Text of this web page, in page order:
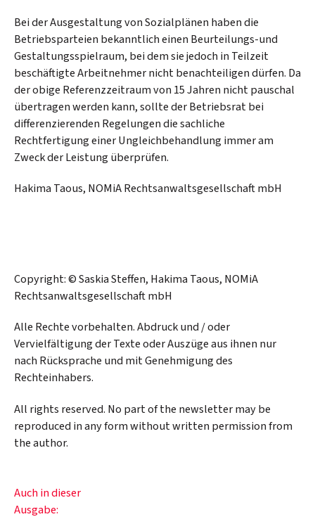
Bei der Ausgestaltung von Sozialplänen haben die
Betriebsparteien bekanntlich einen Beurteilungs-und
Gestaltungsspielraum, bei dem sie jedoch in Teilzeit
beschäftigte Arbeitnehmer nicht benachteiligen dürfen. Da
der obige Referenzzeitraum von 15 Jahren nicht pauschal
übertragen werden kann, sollte der Betriebsrat bei
differenzierenden Regelungen die sachliche
Rechtfertigung einer Ungleichbehandlung immer am
Zweck der Leistung überprüfen.
Hakima Taous, NOMiA Rechtsanwaltsgesellschaft mbH
Copyright: © Saskia Steffen, Hakima Taous, NOMiA
Rechtsanwaltsgesellschaft mbH
Alle Rechte vorbehalten. Abdruck und / oder
Vervielfältigung der Texte oder Auszüge aus ihnen nur
nach Rücksprache und mit Genehmigung des
Rechteinhabers.
All rights reserved. No part of the newsletter may be
reproduced in any form without written permission from
the author.
Auch in dieser
Ausgabe: